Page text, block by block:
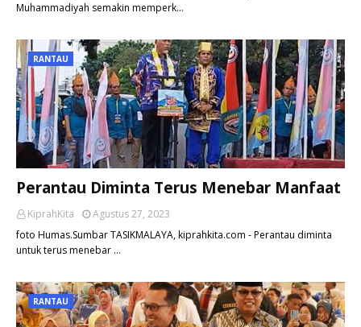
Muhammadiyah semakin memperk…
RANTAU
Perantau Diminta Terus Menebar Manfaat
KiprahKita
Agustus 27, 2023
foto Humas.Sumbar TASIKMALAYA, kiprahkita.com - Perantau diminta
untuk terus menebar …
RANTAU